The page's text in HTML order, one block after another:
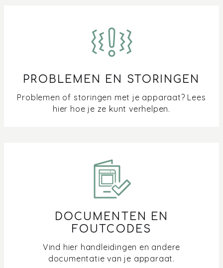
PROBLEMEN EN STORINGEN
Problemen of storingen met je apparaat? Lees
hier hoe je ze kunt verhelpen.
DOCUMENTEN EN
FOUTCODES
Vind hier handleidingen en andere
documentatie van je apparaat.